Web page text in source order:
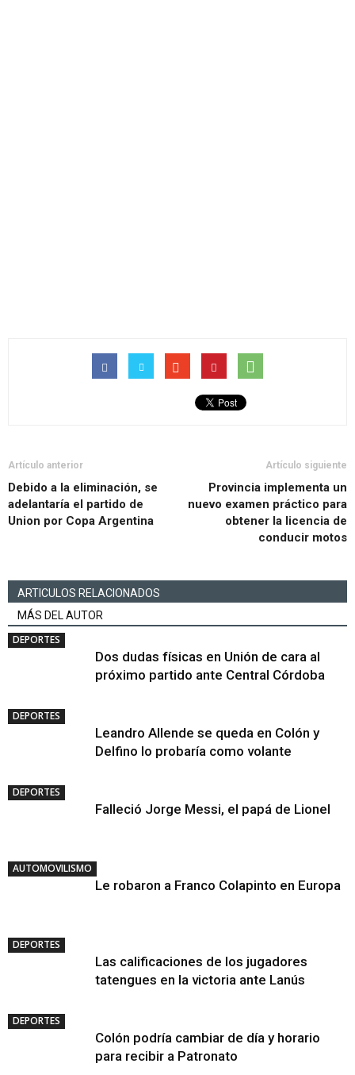
Artículo anterior
Debido a la eliminación, se
adelantaría el partido de
Union por Copa Argentina
Artículo siguiente
Provincia implementa un
nuevo examen práctico para
obtener la licencia de
conducir motos
ARTICULOS RELACIONADOS
MÁS DEL AUTOR
DEPORTES
Dos dudas físicas en Unión de cara al
próximo partido ante Central Córdoba
DEPORTES
Leandro Allende se queda en Colón y
Delfino lo probaría como volante
DEPORTES
Falleció Jorge Messi, el papá de Lionel
AUTOMOVILISMO
Le robaron a Franco Colapinto en Europa
DEPORTES
Las calificaciones de los jugadores
tatengues en la victoria ante Lanús
DEPORTES
Colón podría cambiar de día y horario
para recibir a Patronato